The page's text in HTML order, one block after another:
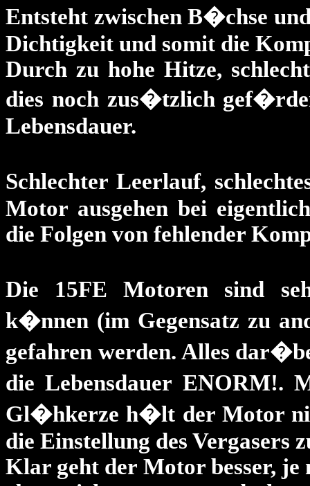
Entsteht zwischen B�chse
Dichtigkeit und somit die
Durch zu hohe Hitze,
dies noch zus�tzlich
Lebensdauer.
Schlechter Leerlauf,
Motor ausgehen bei
die Folgen von fehlender
Die 15FE Motoren sind
k�nnen (im Gegensatz zu
gefahren werden. Alles
die Lebensdauer ENORM!.
Gl�hkerze h�lt der Motor
die Einstellung des Vergasers
Klar geht der Motor besser,